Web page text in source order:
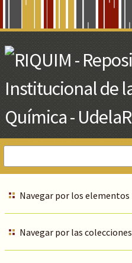
Main
Content
Navegar por los elementos
Navegar por las colecciones